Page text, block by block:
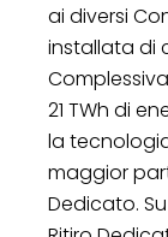
ai diversi
installata di
21 TWh di
la
maggior
Dedicato.